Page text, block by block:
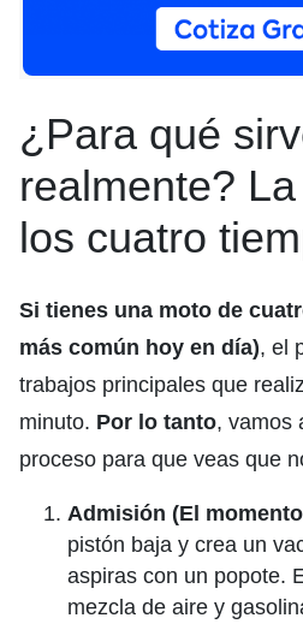
¿Para qué
realmente?
los cuatro
Si tienes una moto de
más común hoy en día), el
trabajos principales que
minuto. Por lo tanto, vamos
proceso para que veas que
Admisión (El
pistón baja y crea un
aspiras con un popote.
mezcla de aire y